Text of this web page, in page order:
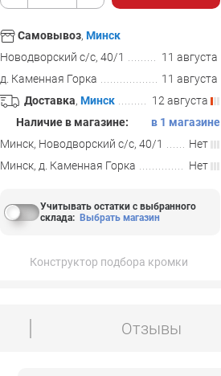
Самовывоз, Минск
Новодворский с/с, 40/1
11 августа
д. Каменная Горка
11 августа
Доставка, Минск
12 августа
Наличие в магазине:
в 1 магазине
Минск, Новодворский с/с, 40/1
Нет
Минск, д. Каменная Горка
Нет
Учитывать остатки с выбранного
склада: Выбрать магазин
Конструктор подбора кромки
Отзывы